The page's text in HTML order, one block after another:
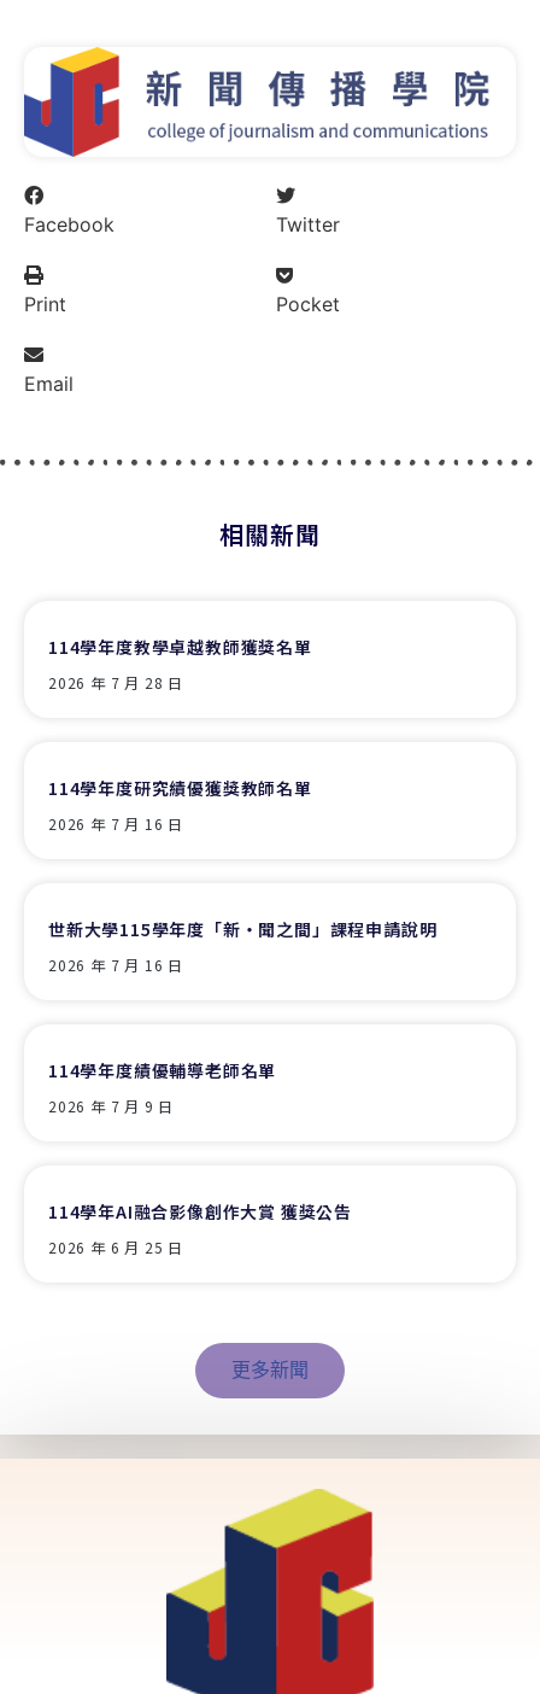
Facebook Twitter
Print Pocket
Email
相關新聞
114學年度教學卓越教師獲獎名單
2026 年 7 月 28 日
114學年度研究績優獲獎教師名單
2026 年 7 月 16 日
世新大學115學年度「新‧聞之間」課程申請說明
2026 年 7 月 16 日
114學年度績優輔導老師名單
2026 年 7 月 9 日
114學年AI融合影像創作大賞 獲獎公告
2026 年 6 月 25 日
更多新聞